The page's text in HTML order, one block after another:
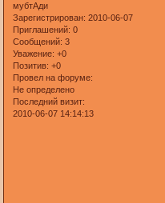
мубтАди
Зарегистрирован: 2010-06-07
Приглашений: 0
Сообщений: 3
Уважение: +0
Позитив: +0
Провел на форуме:
Не определено
Последний визит:
2010-06-07 14:14:13